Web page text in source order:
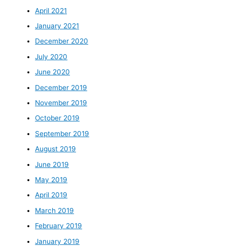
April 2021
January 2021
December 2020
July 2020
June 2020
December 2019
November 2019
October 2019
September 2019
August 2019
June 2019
May 2019
April 2019
March 2019
February 2019
January 2019